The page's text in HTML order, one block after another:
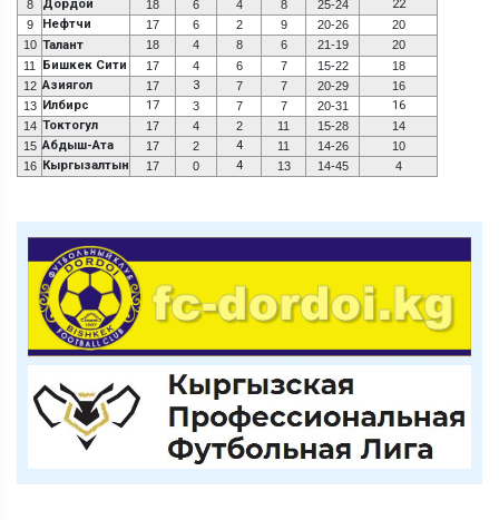
8 Дордой 18 6 4 8 25-24 22
9 Нефтчи 17 6 2 9 20-26
20
10 Талант 18 4 8 6 21-19
20
11
Бишкек Сити 17 4 6 7 15-22
18
12 Азиягол 17 3 7 7 20-29
16
13 Илбирс 17 3 7 7 20-31 16
14 Токтогул 17 4 2 11 15-28
14
15 Абдыш-Ата 17 2 4 11 14-26
10
16 Кыргызалтын 17 0 4 13 14-45 4